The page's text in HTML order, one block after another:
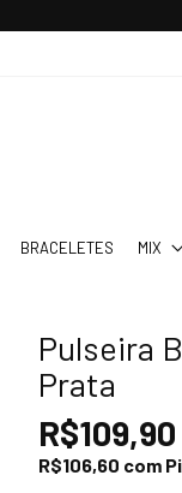
BRACELETES MIX
Pulseira
Prata
R$109,90
R$106,60 com